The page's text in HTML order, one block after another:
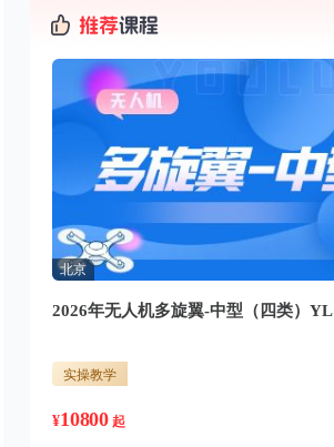
北京
2026年无人机多旋翼-中型（四类）YL
实操教学
¥10800 起